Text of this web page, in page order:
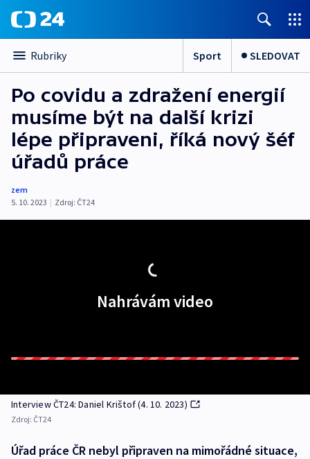
Rubriky Sport SLEDOVAT
Po covidu a zdražení energií
musíme být na další krizi
lépe připraveni, říká nový šéf
úřadů práce
zem
5. 10. 2023 | Zdroj: ČT24
Nahrávám video
Interview ČT24: Daniel Krištof (4. 10. 2023)
Zdroj: ČT24
Úřad práce ČR nebyl připraven na mimořádné situace,